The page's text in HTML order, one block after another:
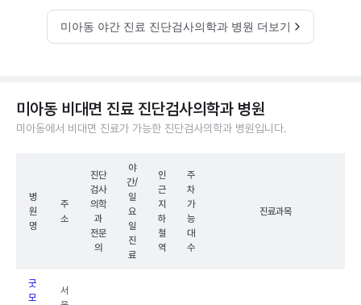
미아동 야간 진료 진단검사의학과 병원 더보기
미아동 비대면 진료 진단검사의학과 병원
미아동에서 비대면 진료가 가능한 진단검사의학과 병원입니다.
병
원
명
주
소
진단
검사
의학
과
전문
의
야
간/
일
요
일
진
료
인
근
지
하
철
역
주
차
가
능
대
수
진료과목
굿
모
서